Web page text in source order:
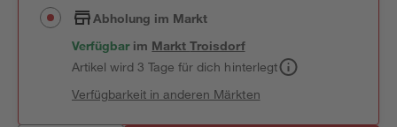
Abholung im Markt
Verfügbar im MarktTroisdorf
Artikel wird 3 Tage für dich hinterlegt
Verfügbarkeit in anderen Märkten